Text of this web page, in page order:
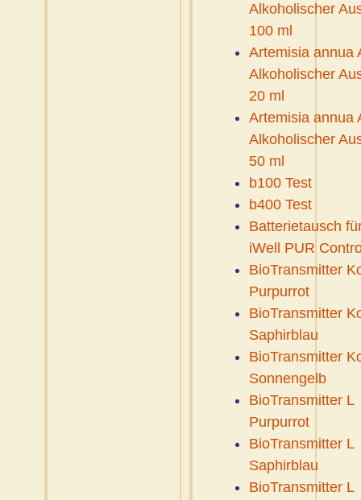
Alkoholischer
100 ml
Artemisia annua
Alkoholischer
20 ml
Artemisia annua
Alkoholischer
50 ml
b100 Test
b400 Test
Batterietausch
iWell PUR
BioTransmitter
Purpurrot
BioTransmitter
Saphirblau
BioTransmitter
Sonnengelb
BioTransmitter L
Purpurrot
BioTransmitter L
Saphirblau
BioTransmitter L